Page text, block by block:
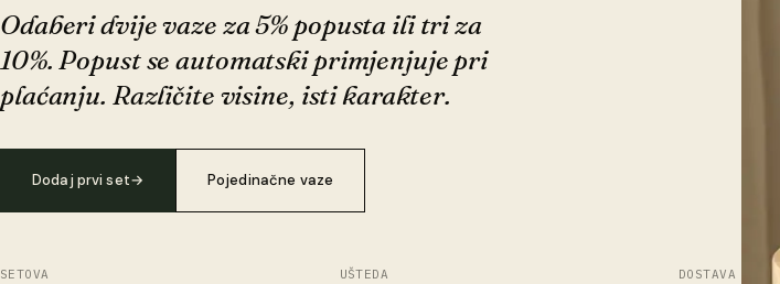
Odaberi dvije vaze za 5% popusta ili tri za
10%. Popust se automatski primjenjuje pri
plaćanju. Različite visine, isti karakter.
Dodaj prvi set→ Pojedinačne vaze
SETOVA UŠTEDA DOSTAVA